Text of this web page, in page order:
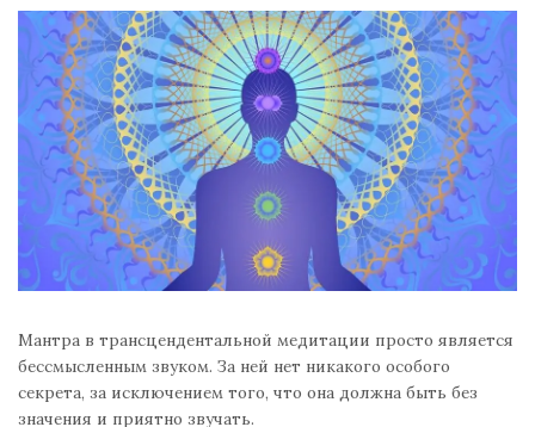
Мантра в трансцендентальной медитации просто является
бессмысленным звуком. За ней нет никакого особого
секрета, за исключением того, что она должна быть без
значения и приятно звучать.